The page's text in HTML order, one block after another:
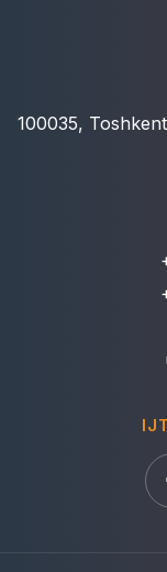
100035,